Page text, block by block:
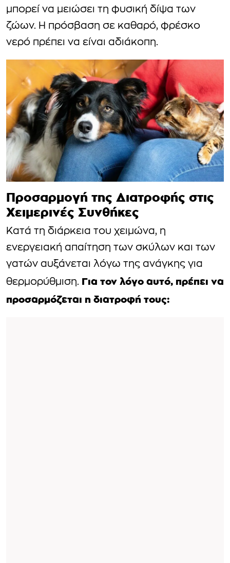
μπορεί να μειώσει τη φυσική δίψα των
ζώων. Η πρόσβαση σε καθαρό, φρέσκο
νερό πρέπει να είναι αδιάκοπη.
Προσαρμογή της Διατροφής στις
Χειμερινές Συνθήκες
Κατά τη διάρκεια του χειμώνα, η
ενεργειακή απαίτηση των σκύλων και των
γατών αυξάνεται λόγω της ανάγκης για
θερμορύθμιση. Για τον λόγο αυτό, πρέπει να
προσαρμόζεται η διατροφή τους: